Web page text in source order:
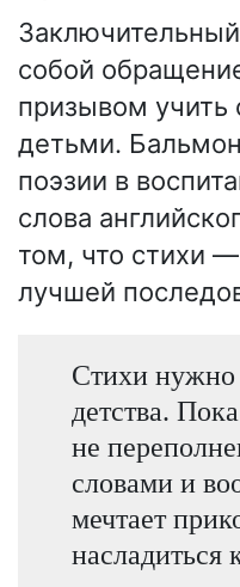
собой
призывом учить
детьми.
поэзии в
слова
том, что стихи
лучшей
Стихи нужно
детства.
не
словами и
мечтает